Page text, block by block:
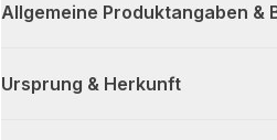
Allgemeine Produktangaben &
Ursprung & Herkunft